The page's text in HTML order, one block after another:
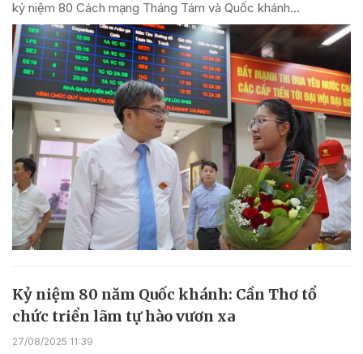
kỷ niệm 80 Cách mạng Tháng Tám và Quốc khánh...
Kỷ niệm 80 năm Quốc khánh: Cần Thơ tổ
chức triển lãm tự hào vươn xa
27/08/2025 11:39